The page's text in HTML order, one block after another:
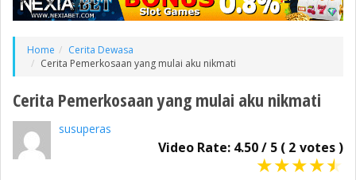
Home
Cerita Dewasa
Cerita Pemerkosaan yang mulai aku nikmati
Cerita Pemerkosaan yang mulai aku nikmati
susuperas
Video Rate: 4.50/ 5 ( 2 votes )
★★★★★